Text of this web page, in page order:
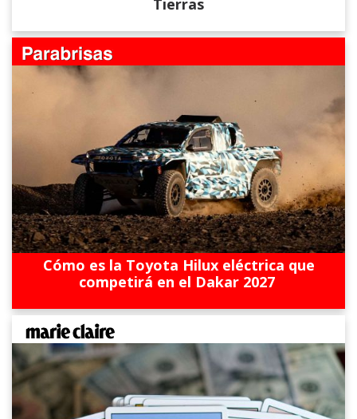
Tierras
Cómo es la Toyota Hilux eléctrica que
competirá en el Dakar 2027